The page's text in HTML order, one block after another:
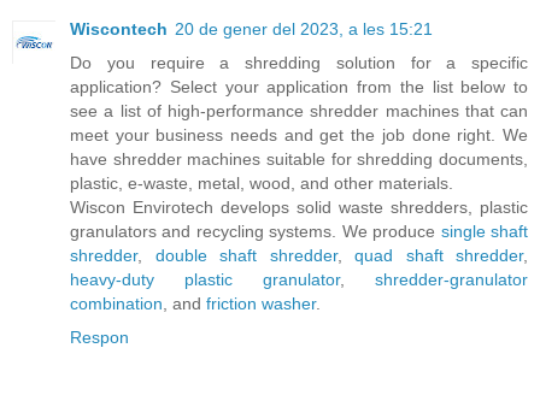
Wiscontech 20 de gener del 2023, a les 15:21
Do you require a shredding solution for a specific
application? Select your application from the list below to
see a list of high-performance shredder machines that can
meet your business needs and get the job done right. We
have shredder machines suitable for shredding documents,
plastic, e-waste, metal, wood, and other materials.
Wiscon Envirotech develops solid waste shredders, plastic
granulators and recycling systems. We produce single shaft
shredder, double shaft shredder, quad shaft shredder,
heavy-duty plastic granulator, shredder-granulator
combination, and friction washer.
Respon